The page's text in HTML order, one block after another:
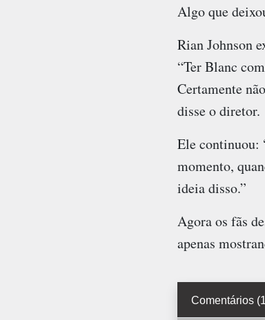
Algo que
Rian Johnson
“Ter Blanc
Certamente
disse o diretor.
Ele continuou:
momento,
ideia disso.”
Agora os fãs
apenas
Comentários